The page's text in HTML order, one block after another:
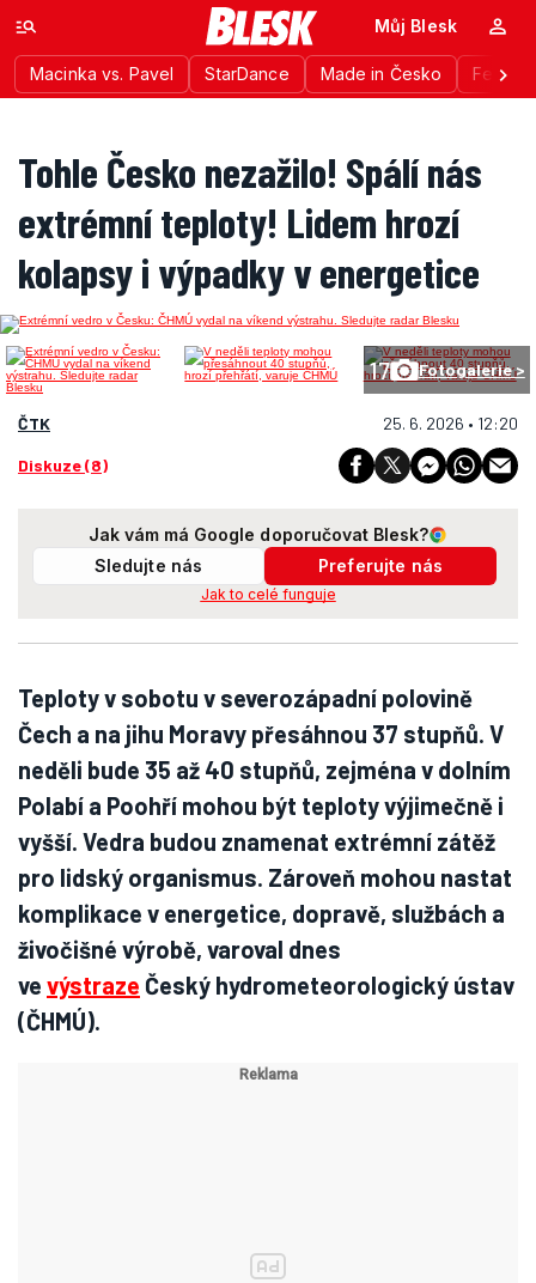
Macinka vs. Pavel StarDance Made in Česko
Můj Blesk
Tohle Česko nezažilo! Spálí nás
extrémní teploty! Lidem hrozí
kolapsy i výpadky v energetice
17 Fotogalerie >
ČTK 25. 6. 2026 • 12:20
Diskuze (8)
Jak vám má Google doporučovat Blesk?
Sledujte nás
Preferujte nás
Jak to celé funguje
Teploty v sobotu v severozápadní polovině
Čech a na jihu Moravy přesáhnou 37 stupňů. V
neděli bude 35 až 40 stupňů, zejména v dolním
Polabí a Poohří mohou být teploty výjimečně i
vyšší. Vedra budou znamenat extrémní zátěž
pro lidský organismus. Zároveň mohou nastat
komplikace v energetice, dopravě, službách a
živočišné výrobě, varoval dnes
ve výstraze Český hydrometeorologický ústav
(ČHMÚ).